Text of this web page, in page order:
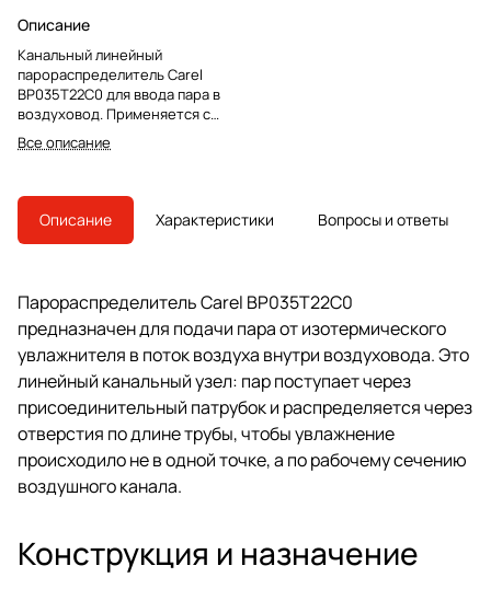
Описание
Канальный линейный
парораспределитель Carel
BP035T22C0 для ввода пара в
воздуховод. Применяется с
паровыми увлажнителями
humiSteam, heaterSteam и
Все описание
Описание Характеристики Вопросы и ответы
Парораспределитель Carel BP035T22C0
предназначен для подачи пара от изотермического
увлажнителя в поток воздуха внутри воздуховода. Это
линейный канальный узел: пар поступает через
присоединительный патрубок и распределяется через
отверстия по длине трубы, чтобы увлажнение
происходило не в одной точке, а по рабочему сечению
воздушного канала.
Конструкция и назначение